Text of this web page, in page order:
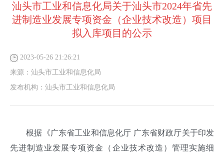
汕头市工业和信息化局关于汕头市2024年省先
进制造业发展专项资金（企业技术改造）项目
拟入库项目的公示
2023-05-26 21:26:21
来源： 汕头市工业和信息化局
发布机构： 汕头市工业和信息化局
根据《广东省工业和信息化厅 广东省财政厅关于印发
先进制造业发展专项资金（企业技术改造）管理实施细